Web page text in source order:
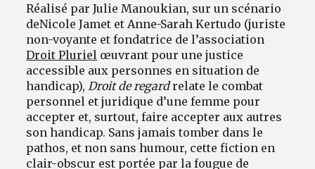
Réalisé par Julie Manoukian, sur un scénario
deNicole Jamet et Anne-Sarah Kertudo (juriste
non-voyante et fondatrice de l’association
Droit Pluriel œuvrant pour une justice
accessible aux personnes en situation de
handicap), Droit de regardrelate le combat
personnel et juridique d’une femme pour
accepter et, surtout, faire accepter aux autres
son handicap. Sans jamais tomber dans le
pathos, et non sans humour, cette fiction en
clair-obscur est portée par la fougue de